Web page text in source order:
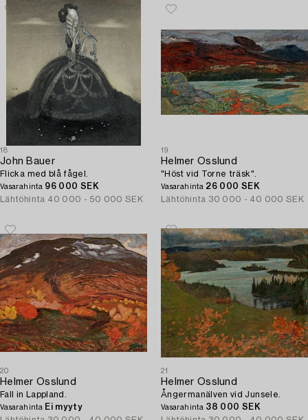
18
John Bauer
Flicka med blå fågel.
Vasarahinta 96 000 SEK
Lähtöhinta 40 000 - 50 000 SEK
19
Helmer Osslund
"Höst vid Torne träsk".
Vasarahinta 26 000 SEK
Lähtöhinta 30 000 - 40 000 SEK
20
Helmer Osslund
Fall in Lappland.
Vasarahinta Ei myyty
21
Helmer Osslund
Ångermanälven vid Junsele.
Vasarahinta 38 000 SEK